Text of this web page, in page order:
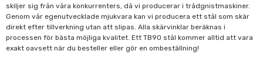
skiljer sig från våra konkurrenters, då vi producerar i trådgnistmaskiner.
Genom vår egenutvecklade mjukvara kan vi producera ett stål som skär
direkt efter tillverkning utan att slipas. Alla skärvinklar beräknas i
processen för bästa möjliga kvalitet. Ett TB90 stål kommer alltid att vara
exakt oavsett när du besteller eller gör en ombeställning!